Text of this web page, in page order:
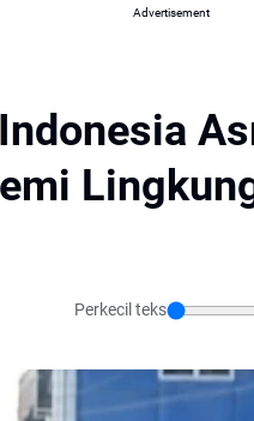
Advertisement
Perkecil teks